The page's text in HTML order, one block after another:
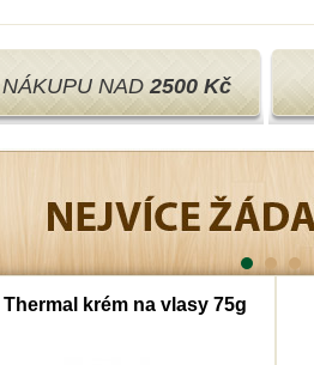
NAD2500 Kč
Thermal krém na vlasy 75g